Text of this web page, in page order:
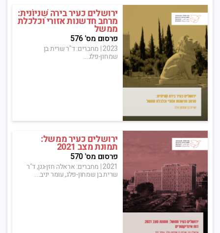
ירושלים כעיר בירה שִׁניוֹנית:
מרחב חדשנות אזורי וכלכלת
ממשל
פרסום מס' 576
2023
| מחברים: ד"ר שרית בן
שמחון-פלג...
ירושלים כעיר ממשל:
תמונת מצב 2021
פרסום מס' 570
2021
| מחברים: אראלה חזן-גנן, ד"ר
שרית בן שמחון-פלג, עומר יניב...